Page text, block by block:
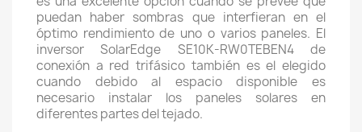
puedan haber sombras que interfieran en el
óptimo rendimiento de uno o varios paneles. El
inversor SolarEdge SE10K-RW0TEBEN4 de
conexión a red trifásico también es el elegido
cuando debido al espacio disponible es
necesario instalar los paneles solares en
diferentes partes del tejado.